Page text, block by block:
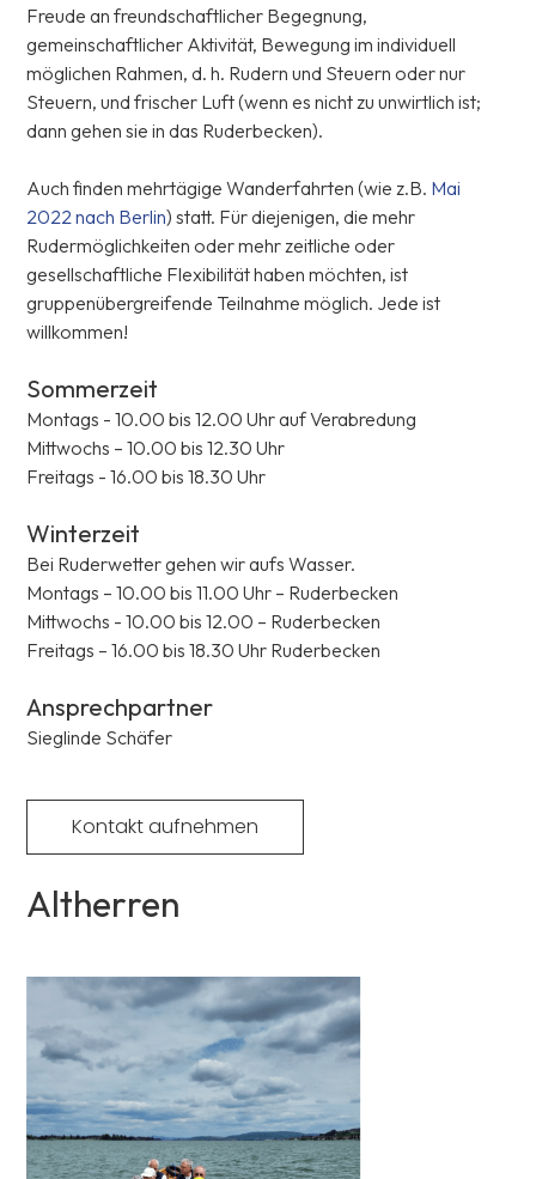
Freude an freundschaftlicher Begegnung,
gemeinschaftlicher Aktivität, Bewegung im individuell
möglichen Rahmen, d. h. Rudern und Steuern oder nur
Steuern, und frischer Luft (wenn es nicht zu unwirtlich ist;
dann gehen sie in das Ruderbecken).
Auch finden mehrtägige Wanderfahrten (wie z.B. Mai
2022 nach Berlin) statt. Für diejenigen, die mehr
Rudermöglichkeiten oder mehr zeitliche oder
gesellschaftliche Flexibilität haben möchten, ist
gruppenübergreifende Teilnahme möglich. Jede ist
willkommen!
Sommerzeit
Montags - 10.00 bis 12.00 Uhr auf Verabredung
Mittwochs – 10.00 bis 12.30 Uhr
Freitags - 16.00 bis 18.30 Uhr
Winterzeit
Bei Ruderwetter gehen wir aufs Wasser.
Montags – 10.00 bis 11.00 Uhr – Ruderbecken
Mittwochs - 10.00 bis 12.00 – Ruderbecken
Freitags – 16.00 bis 18.30 Uhr Ruderbecken
Ansprechpartner
Sieglinde Schäfer
Kontakt aufnehmen
Altherren